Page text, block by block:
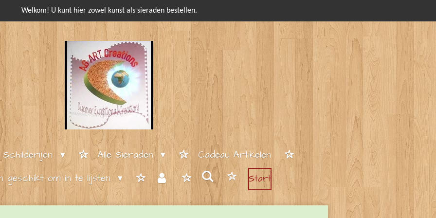
Welkom! U kunt hier zowel kunst als sieraden bestellen.
Schilderijen Alle Sieraden
Cadeau Artikelen
geschikt om in te lijsten
Start